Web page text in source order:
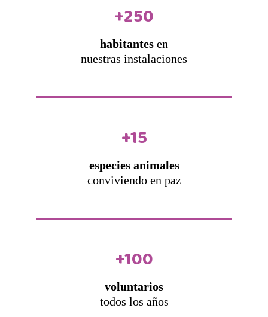
+250
habitantes en
nuestras instalaciones
+15
especies animales
conviviendo en paz
+100
voluntarios
todos los años